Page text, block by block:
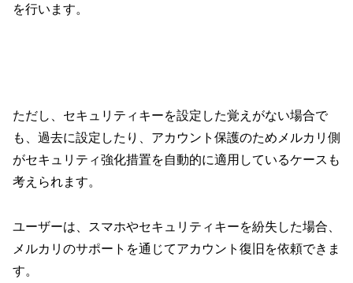
を行います。
ただし、セキュリティキーを設定した覚えがない場合で
も、過去に設定したり、アカウント保護のためメルカリ側
がセキュリティ強化措置を自動的に適用しているケースも
考えられます。
ユーザーは、スマホやセキュリティキーを紛失した場合、
メルカリのサポートを通じてアカウント復旧を依頼できま
す。